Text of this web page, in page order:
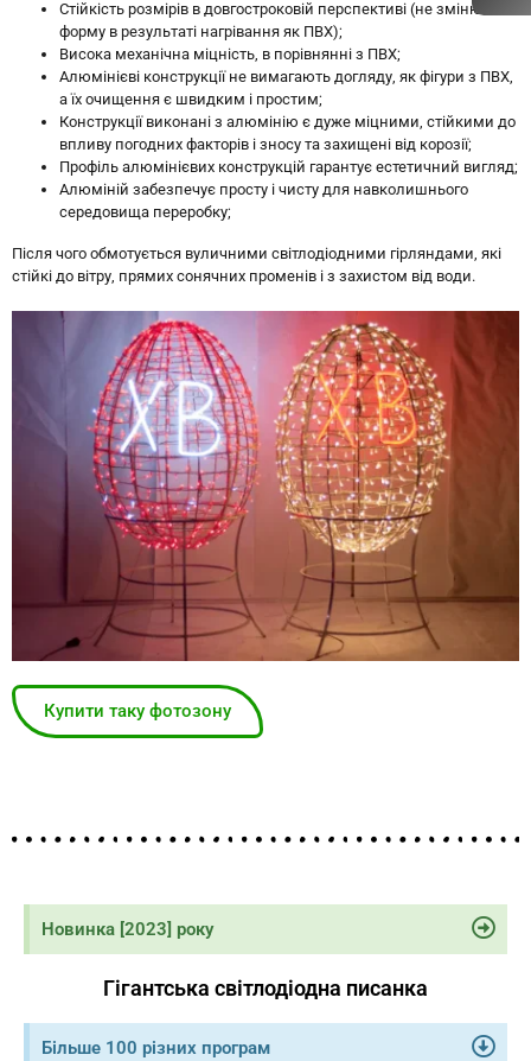
Стійкість розмірів в довгостроковій перспективі (не змінюють
форму в результаті нагрівання як ПВХ);
Висока механічна міцність, в порівнянні з ПВХ;
Алюмінієві конструкції не вимагають догляду, як фігури з ПВХ,
а їх очищення є швидким і простим;
Конструкції виконані з алюмінію є дуже міцними, стійкими до
впливу погодних факторів і зносу та захищені від корозії;
Профіль алюмінієвих конструкцій гарантує естетичний вигляд;
Алюміній забезпечує просту і чисту для навколишнього
середовища переробку;
Після чого обмотується вуличними світлодіодними гірляндами, які
стійкі до вітру, прямих сонячних променів і з захистом від води.
Купити таку фотозону
Новинка [2023] року
Гігантська світлодіодна писанка
Більше 100 різних програм